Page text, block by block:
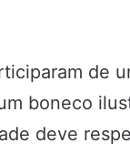
de
boneco
deve